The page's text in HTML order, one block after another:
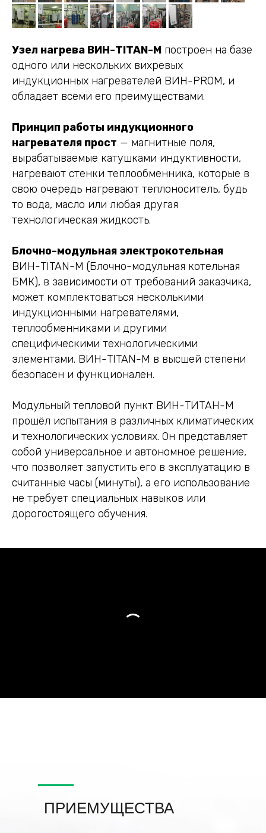
Узел нагрева ВИН-TITAN-M построен на базе
одного или нескольких вихревых
индукционных нагревателей ВИН-PROM, и
обладает всеми его преимуществами.
Принцип работы индукционного
нагревателя прост — магнитные поля,
вырабатываемые катушками индуктивности,
нагревают стенки теплообменника, которые в
свою очередь нагревают теплоноситель, будь
то вода, масло или любая другая
технологическая жидкость.
Блочно-модульная электрокотельная
ВИН-TITAN-M (Блочно-модульная котельная
БМК), в зависимости от требований заказчика,
может комплектоваться несколькими
индукционными нагревателями,
теплообменниками и другими
специфическими технологическими
элементами. ВИН-TITAN-M в высшей степени
безопасен и функционален.
Модульный тепловой пункт ВИН-ТИТАН-М
прошёл испытания в различных климатических
и технологических условиях. Он представляет
собой универсальное и автономное решение,
что позволяет запустить его в эксплуатацию в
считанные часы (минуты), а его использование
не требует специальных навыков или
дорогостоящего обучения.
ПРИЕМУЩЕСТВА